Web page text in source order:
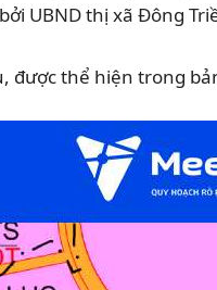
UBND thị xã Đông
thể hiện trong